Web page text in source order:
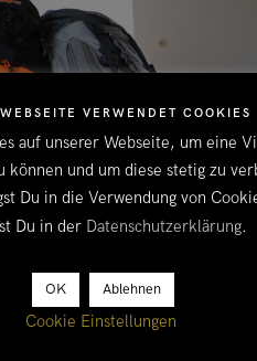
bei Kalles Onkel im
mit wenig Schlaf und tiefen
VERWENDET COOKIES
auf unserer Webseite, um eine
können und um diese stetig zu
Du in die Verwendung von
Du in der Datenschutzerklärung.
OK Ablehnen
Cookie Einstellungen